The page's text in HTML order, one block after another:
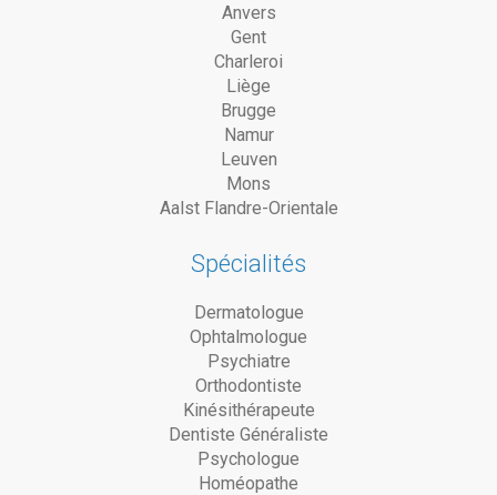
Anvers
Gent
Charleroi
Liège
Brugge
Namur
Leuven
Mons
Aalst Flandre-Orientale
Spécialités
Dermatologue
Ophtalmologue
Psychiatre
Orthodontiste
Kinésithérapeute
Dentiste Généraliste
Psychologue
Homéopathe